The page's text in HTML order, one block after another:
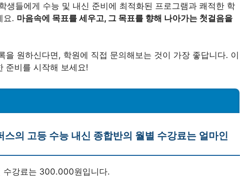
생들에게 수능 및 내신 준비에 최적화된 프로그램과 쾌적한 학
요. 마음속에 목표를 세우고, 그 목표를 향해 나아가는 첫걸음을
을 원하신다면, 학원에 직접 문의해보는 것이 가장 좋답니다. 이
준비를 시작해 보세요!
의 고등 수능 내신 종합반의 월별 수강료는 얼마인
수강료는 300.000원입니다.